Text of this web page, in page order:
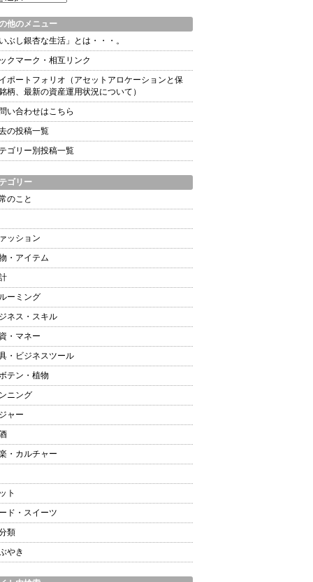
他のメニュー
いぶし銀杏な生活」とは・・・。
クマーク・相互リンク
ポートフォリオ（アセットアロケーションと保
柄、最新の資産運用状況について）
い合わせはこちら
の投稿一覧
ゴリー別投稿一覧
ゴリー
のこと
ッション
・アイテム
ーミング
ネス・スキル
・マネー
・ビジネスツール
テン・植物
ニング
ャー
・カルチャー
ト
ド・スイーツ
類
やき